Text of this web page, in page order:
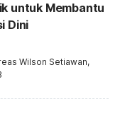
untuk Membantu
Dini
Wilson Setiawan,